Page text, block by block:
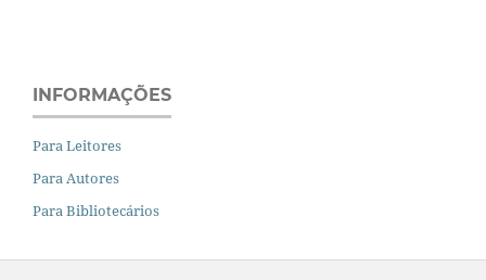
INFORMAÇÕES
Para Leitores
Para Autores
Para Bibliotecários